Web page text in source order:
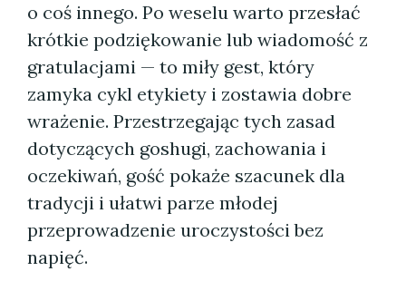
o coś innego. Po weselu warto przesłać
krótkie podziękowanie lub wiadomość z
gratulacjami — to miły gest, który
zamyka cykl etykiety i zostawia dobre
wrażenie. Przestrzegając tych zasad
dotyczących goshugi, zachowania i
oczekiwań, gość pokaże szacunek dla
tradycji i ułatwi parze młodej
przeprowadzenie uroczystości bez
napięć.